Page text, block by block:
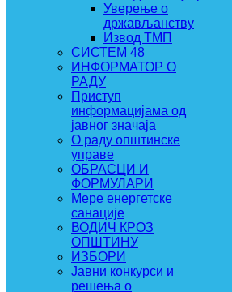
Уверење о
држављанству
Извод ТМП
СИСТЕМ 48
ИНФОРМАТОР О
РАДУ
Приступ
информацијама од
јавног значаја
О раду општинске
управе
ОБРАСЦИ И
ФОРМУЛАРИ
Мере енергетске
санације
ВОДИЧ КРОЗ
ОПШТИНУ
ИЗБОРИ
Јавни конкурси и
решења о